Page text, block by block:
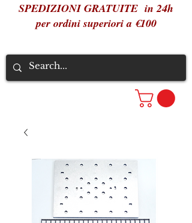
SPEDIZIONI GRATUITE in 24h
per ordini superiori a €100